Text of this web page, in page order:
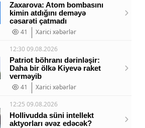
Zaxarova: Atom bombasını
kimin atdığını deməyə
cəsarəti çatmadı
41
Xarici xəbərlər
12:30 09.08.2026
Patriot böhranı dərinləşir:
Daha bir ölkə Kiyevə raket
verməyib
41
Xarici xəbərlər
12:25 09.08.2026
Hollivudda süni intellekt
aktyorları əvəz edəcək?